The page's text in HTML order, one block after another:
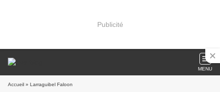
Publicité
MENU
Accueil » Larraguibel Faloon